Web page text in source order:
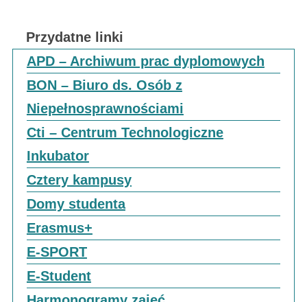
Przydatne linki
APD – Archiwum prac dyplomowych
BON – Biuro ds. Osób z
Niepełnosprawnościami
Cti – Centrum Technologiczne
Inkubator
Cztery kampusy
Domy studenta
Erasmus+
E-SPORT
E-Student